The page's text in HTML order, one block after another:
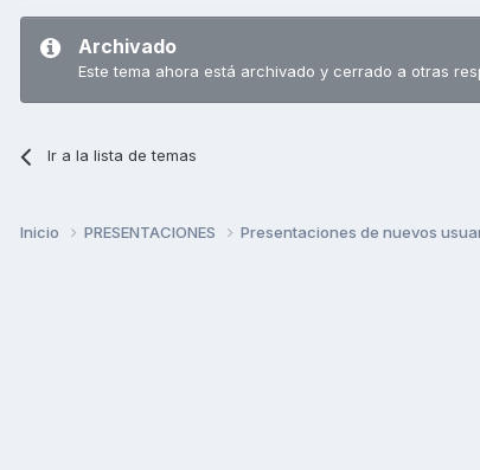
Archivado
Este tema ahora está archivado y cerrado a otras
Ir a la lista de temas
Inicio PRESENTACIONES Presentaciones de nuevos